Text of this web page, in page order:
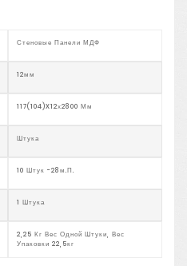
Стеновые Панели МДФ
12мм
117(104)x12х2800 Мм
Штука
10 Штук -28м.п.
1 Штука
2,25 Кг Вес Одной Штуки, Вес
Упаковки 22,5кг